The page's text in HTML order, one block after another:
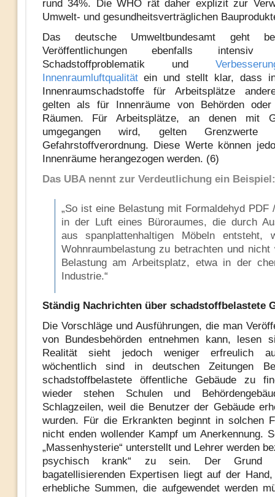
rund 34%. Die WHO rät daher explizit zur
Umwelt- und gesundheitsverträglichen
Das deutsche Umweltbundesamt geht
Veröffentlichungen ebenfalls
Schadstoffproblematik und
Innenraumluftqualitätein und stellt klar, dass
Innenraumschadstoffe für Arbeitsplätze
gelten als für Innenräume von Behörden oder
Räumen. Für Arbeitsplätze, an denen mit
umgegangen wird, gelten
Gefahrstoffverordnung. Diese Werte können
Innenräume herangezogen werden. (6)
Das UBA nennt zur Verdeutlichung ein Beispiel:
„So ist eine Belastung mit Formaldehyd PDF
in der Luft eines Büroraumes, die durch
aus spanplattenhaltigen Möbeln entsteht,
Wohnraumbelastung zu betrachten und nicht
Belastung am Arbeitsplatz, etwa in der
Industrie.“
Ständig Nachrichten über schadstoffbelastete
Die Vorschläge und Ausführungen, die man
von Bundesbehörden entnehmen kann, lesen
Realität sieht jedoch weniger erfreulich
wöchentlich sind in deutschen Zeitungen
schadstoffbelastete öffentliche Gebäude zu
wieder stehen Schulen und
Schlagzeilen, weil die Benutzer der Gebäude
wurden. Für die Erkrankten beginnt in solchen
nicht enden wollender Kampf um Anerkennung.
„Massenhysterie“ unterstellt und Lehrer werden
psychisch krank“ zu sein. Der Grund
bagatellisierenden Expertisen liegt auf der
erhebliche Summen, die aufgewendet werden